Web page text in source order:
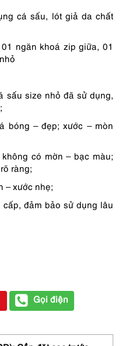
cá sấu, lót giả da chất
ngăn khoá zip giữa, 01
sấu size nhỏ đã sử dụng,
bóng – đẹp; xước – mòn
có mờn – bạc màu;
ràng;
– xước nhẹ;
đảm bảo sử dụng lâu
Gọi điện